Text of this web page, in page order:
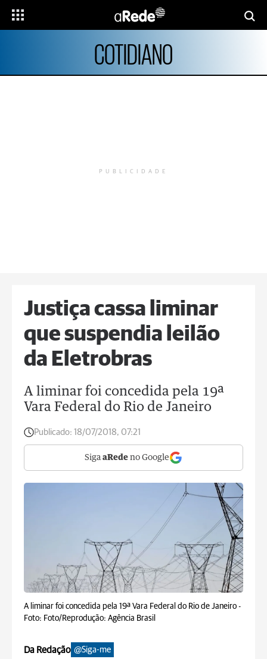
COTIDIANO
PUBLICIDADE
Justiça cassa liminar
que suspendia leilão
da Eletrobras
A liminar foi concedida pela 19ª
Vara Federal do Rio de Janeiro
Publicado: 18/07/2018, 07:21
Siga aRede no Google
A liminar foi concedida pela 19ª Vara Federal do Rio de Janeiro -
Foto: Foto/Reprodução: Agência Brasil
Da Redação @Siga-me